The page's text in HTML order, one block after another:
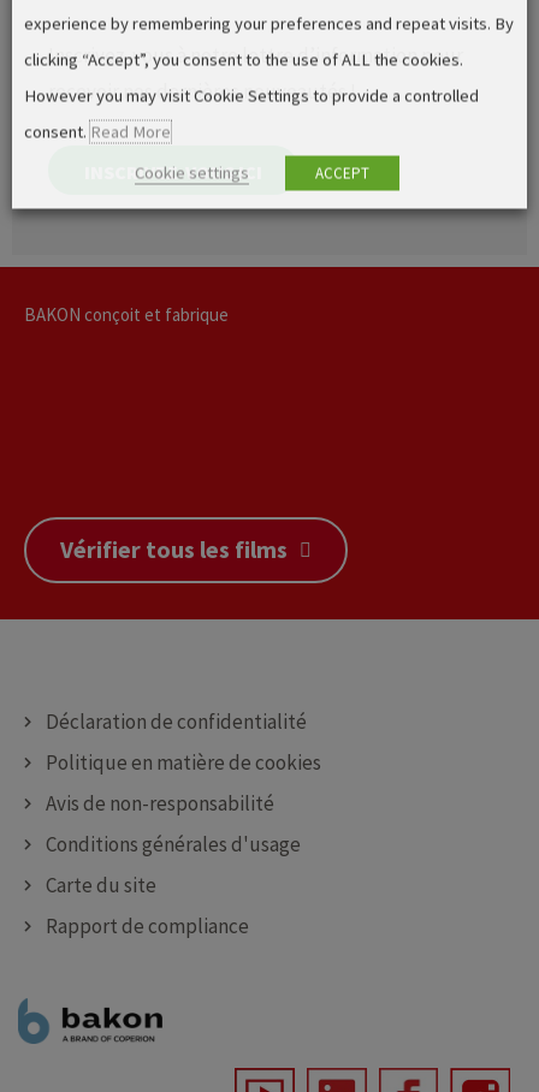
Inscrivez-vous à notre lettre d’information pour
recevoir nos dernières nouveautés !
INSCRIVEZ-VOUS ICI
BAKON conçoit et fabrique
Vérifier tous les films
Déclaration de confidentialité
Politique en matière de cookies
Avis de non-responsabilité
Conditions générales d'usage
Carte du site
Rapport de compliance
experience by remembering your preferences and repeat visits. By
clicking “Accept”, you consent to the use of ALL the cookies.
However you may visit Cookie Settings to provide a controlled
consent. Read More
Cookie settings
ACCEPT